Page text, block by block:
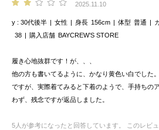
2025.11.10
y 30代後半 女性 身長 156cm 体型 普通
38
購入店舗 BAYCREW’S STORE
履き心地抜群です！が、、、
他の方も書いてるように、かなり黄色い白でした
ですが、実際着てみると下着のようで、手持ちの
わず、残念ですが返品しました。
5 人が参考になったと回答しています。 このレビ